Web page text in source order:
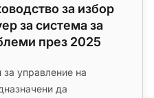
за избор
за система за
през 2025
управление на
да